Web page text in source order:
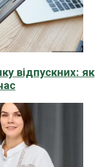
відпускних: як